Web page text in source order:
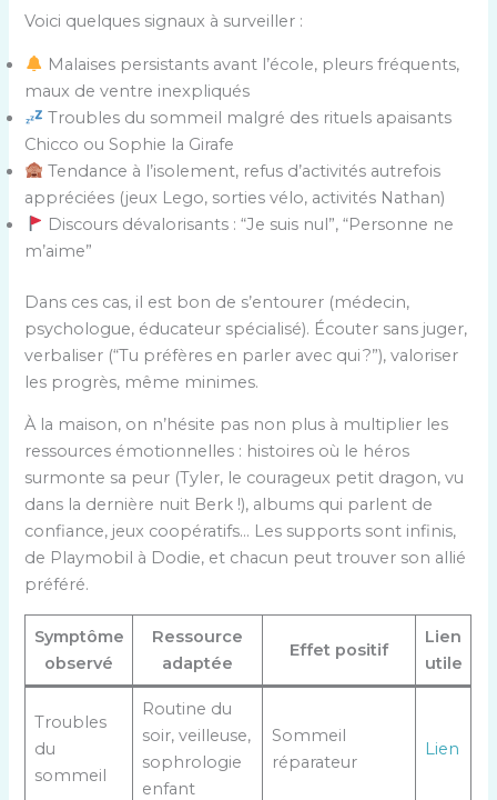
Voici quelques signaux à surveiller :
Malaises persistants avant l’école, pleurs fréquents,
maux de ventre inexpliqués
Troubles du sommeil malgré des rituels apaisants
Chicco ou Sophie la Girafe
Tendance à l’isolement, refus d’activités autrefois
appréciées (jeux Lego, sorties vélo, activités Nathan)
Discours dévalorisants : “Je suis nul”, “Personne ne
m’aime”
Dans ces cas, il est bon de s’entourer (médecin,
psychologue, éducateur spécialisé). Écouter sans juger,
verbaliser (“Tu préfères en parler avec qui ?”), valoriser
les progrès, même minimes.
À la maison, on n’hésite pas non plus à multiplier les
ressources émotionnelles : histoires où le héros
surmonte sa peur (Tyler, le courageux petit dragon, vu
dans la dernière nuit Berk !), albums qui parlent de
confiance, jeux coopératifs… Les supports sont infinis,
de Playmobil à Dodie, et chacun peut trouver son allié
préféré.
Symptôme
observé
Ressource
adaptée
Effet positif
Lien
utile
Troubles
du
sommeil
Routine du
soir, veilleuse,
sophrologie
enfant
Sommeil
réparateur
Lien